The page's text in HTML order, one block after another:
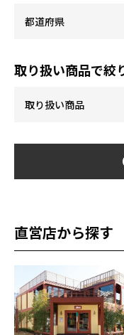
取り扱い商品で絞
直営店から探す